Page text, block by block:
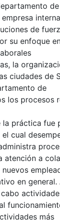
de
de
su enfoque
la
ciudades de
de
los procesos
práctica fue
cual
atención a
en general.
más